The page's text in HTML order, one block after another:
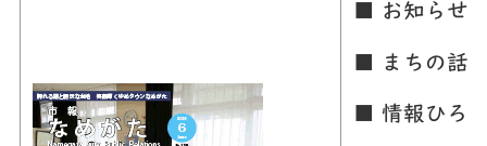
■ お知らせ
■ まちの話
■ 情報ひろ